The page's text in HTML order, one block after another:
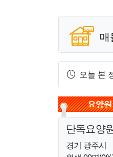
매
오늘 본
단독요양
경기 광주시